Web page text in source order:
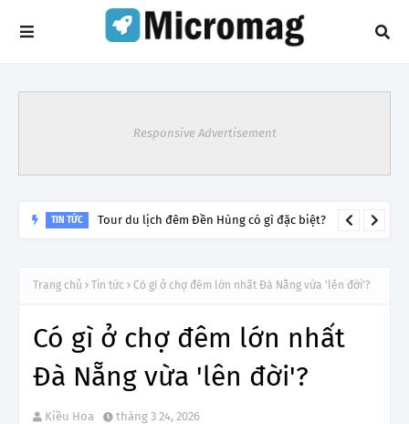
Responsive Advertisement
TIN TỨC Tour du lịch đêm Đền Hùng có gì đặc biệt?
Trang chủ Tin tức Có gì ở chợ đêm lớn nhất Đà Nẵng vừa 'lên đời'?
Có gì ở chợ đêm lớn nhất
Đà Nẵng vừa 'lên đời'?
Kiều Hoa tháng 3 24, 2026